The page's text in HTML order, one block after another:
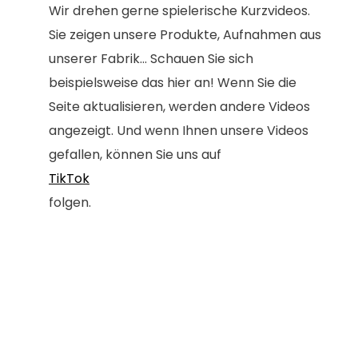
Wir drehen gerne spielerische Kurzvideos.
Sie zeigen unsere Produkte, Aufnahmen aus
unserer Fabrik... Schauen Sie sich
beispielsweise das hier an! Wenn Sie die
Seite aktualisieren, werden andere Videos
angezeigt. Und wenn Ihnen unsere Videos
gefallen, können Sie uns auf
TikTok
folgen.